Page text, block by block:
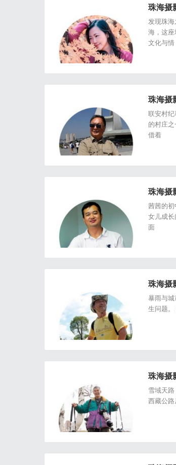
珠海摄
发现珠
海，这
文化与情
珠海摄
联安村
的村庄
借着
珠海摄
茜茜的
女儿成
面
珠海摄
暴雨与
生问题。
珠海摄
雪域天
西藏公